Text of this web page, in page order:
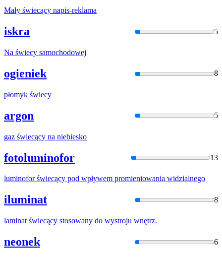
Mały świecący napis-reklama
iskra 5
Na świecy samochodowej
ogieniek 8
płomyk świecy
argon 5
gaz świecący na niebiesko
fotoluminofor 13
luminoforświecący pod wpływem promieniowania widzialnego
iluminat 8
laminat świecący stosowany do wystroju wnętrz.
neonek 6